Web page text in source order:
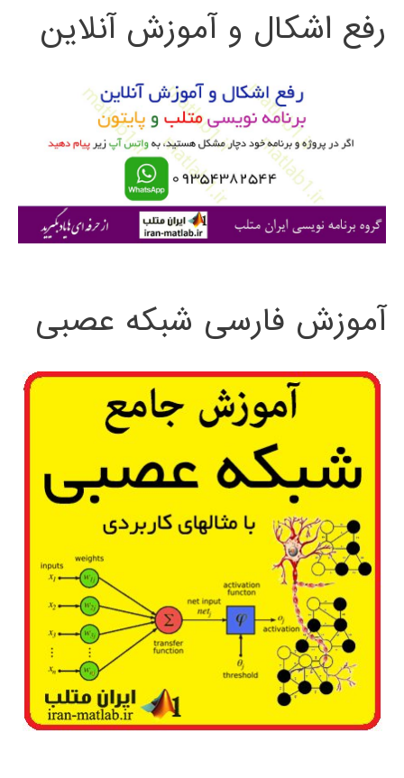
ج
ی
رفع اشکال و آموزش آنلاین
آموزش فارسی شبکه عصبی